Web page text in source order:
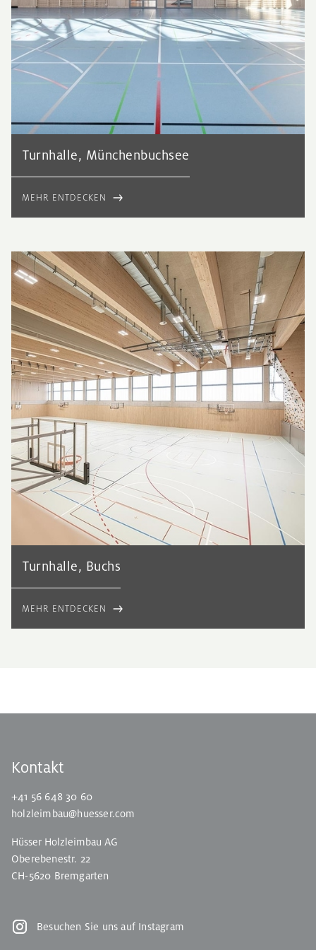
Turnhalle, Münchenbuchsee
MEHR ENTDECKEN
Turnhalle, Buchs
MEHR ENTDECKEN
Kontakt
+41 56 648 30 60
holzleimbau@huesser.com
Hüsser Holzleimbau AG
Oberebenestr. 22
CH-5620 Bremgarten
Besuchen Sie uns auf Instagram